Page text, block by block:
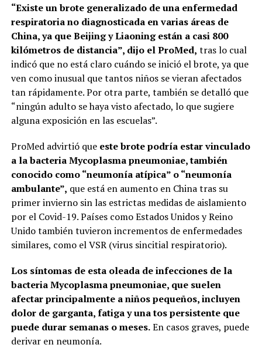
“Existe un brote generalizado de una enfermedad
respiratoria no diagnosticada en varias áreas de
China, ya que Beijing y Liaoning están a casi 800
kilómetros de distancia”, dijo el ProMed, tras lo cual
indicó que no está claro cuándo se inició el brote, ya que
ven como inusual que tantos niños se vieran afectados
tan rápidamente. Por otra parte, también se detalló que
“ningún adulto se haya visto afectado, lo que sugiere
alguna exposición en las escuelas”.
ProMed advirtió que este brote podría estar vinculado
a la bacteria Mycoplasma pneumoniae, también
conocido como “neumonía atípica” o “neumonía
ambulante”, que está en aumento en China tras su
primer invierno sin las estrictas medidas de aislamiento
por el Covid-19. Países como Estados Unidos y Reino
Unido también tuvieron incrementos de enfermedades
similares, como el VSR (virus sincitial respiratorio).
Los síntomas de esta oleada de infecciones de la
bacteria Mycoplasma pneumoniae, que suelen
afectar principalmente a niños pequeños, incluyen
dolor de garganta, fatiga y una tos persistente que
puede durar semanas o meses.En casos graves, puede
derivar en neumonía.